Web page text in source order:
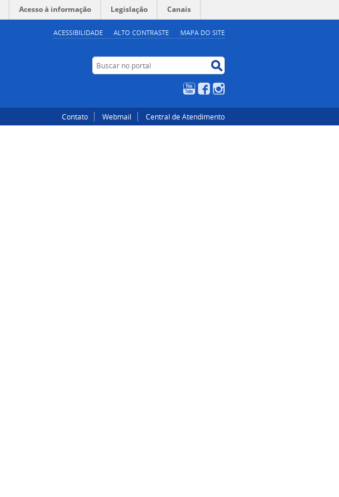
ACESSIBILIDADE ALTO CONTRASTE MAPA DO SITE
Acesso à informação Legislação Canais
Buscar no portal
YouTubeFacebook
Contato Webmail Central de Atendimento